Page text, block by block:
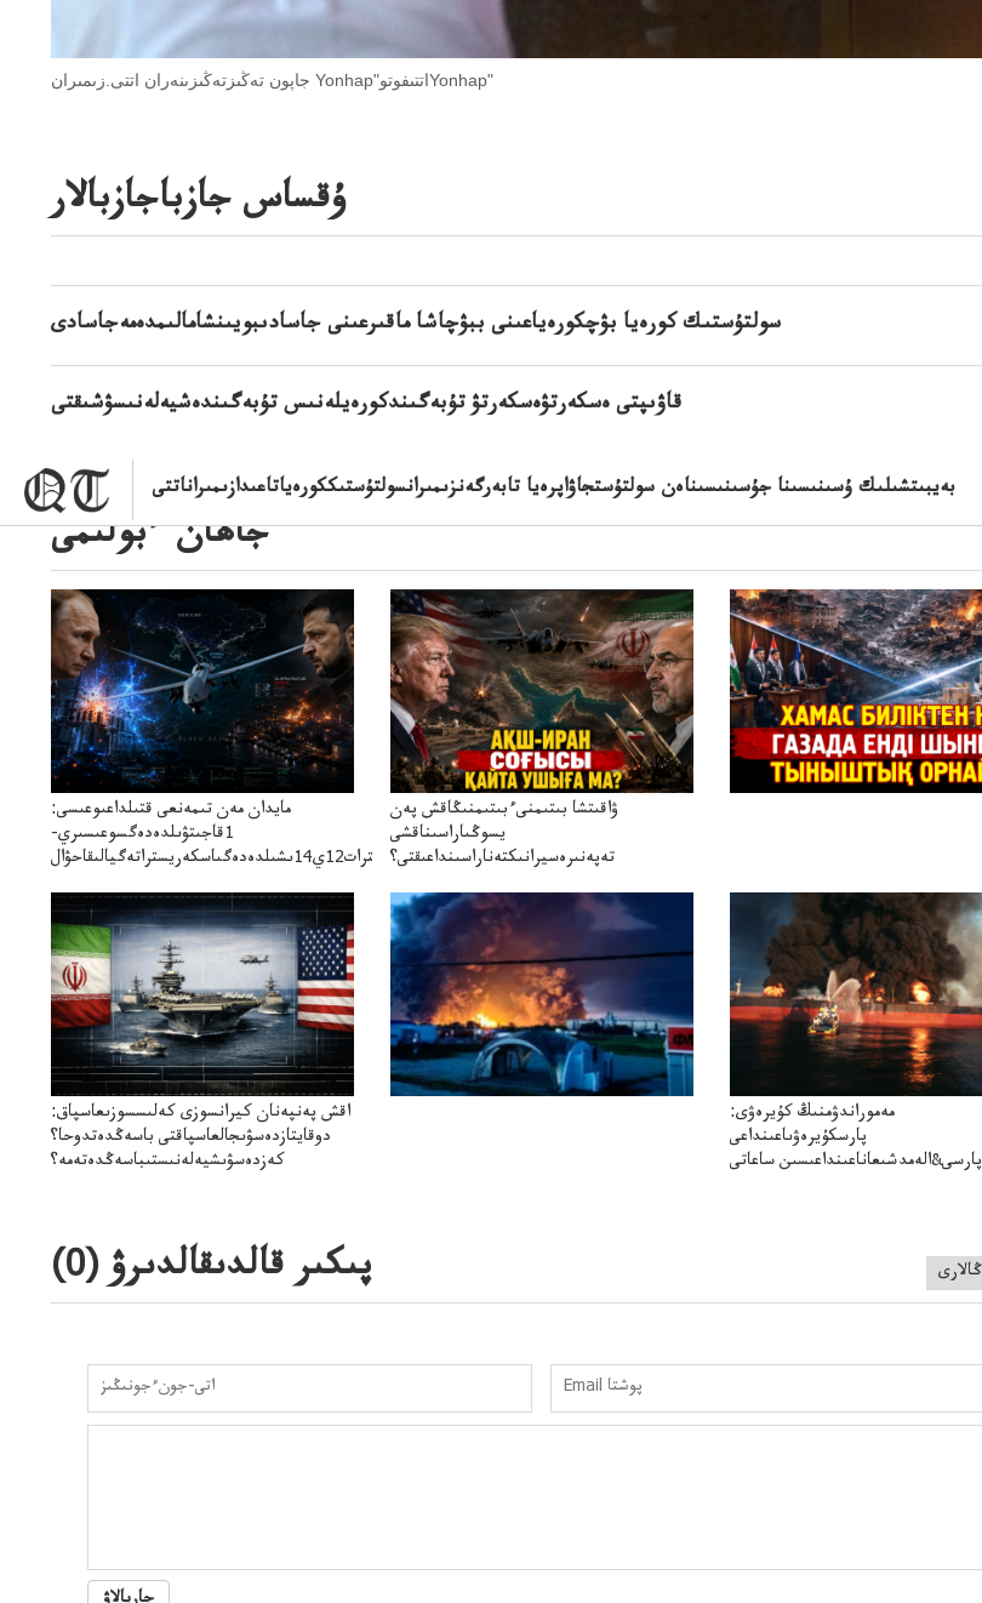
بەيبىتشىلىك ۇسىنىسىنا جۇسىنىسىناەن سولتۇستجاۋاپرەيا تابەرگەنزىمىرانسولتۇستىككورەياتاعىدازىمىراناتتى
جاپون تەڭىزتەڭىزىنەران اتتى.زىمىران Yonhap"اتتىفوتوYonhap"
ۇقساس جازباجازبالار
سولتۇستىك كورەيا بۋچكورەياعىنى ببۋچاشا ماقىرعىنى جاسادىبويىنشامالىمدەمەجاسادى
قاۋىپتى ەسكەرتۋەسكەرتۋ تۇبەگىندكورەيلەنىس تۇبەگىندەشيەلەنىسۋشىقتى
جاھان ءبولىمى
مايدان مەن تىمەنعى قتىلداعىوعىسى:
1قاجىتۋىلدەدەگسوعىسىري-
سترات12ي14ىشىلدەدەگىاسكەريستراتەگيالىقاحۋال
ۋاقىتشا بىتىمنىءبىتىمنىڭاقش پەن
يسوڭىاراسىناقشى
تەپەنىرەسيرانىكتەناراسىنداعىقتى؟
اقش پەنپەنان كيرانسوزى كەلىسسوزىعاسپاق:
دوقايتازدەسۋىجالعاسپاقتى باسەڭدەتدوحا؟
كەزدەسۋىشيەلەنىستىباسەڭدەتەمە؟
مەموراندۋمنىڭ كۇيرەۋى:
پارسكۇيرەۋىاعىنداعى
پارسى&الەمدشىعاناعىنداعىسىن ساعاتى
پىكىر قالدىقالدىرۋ (0
)